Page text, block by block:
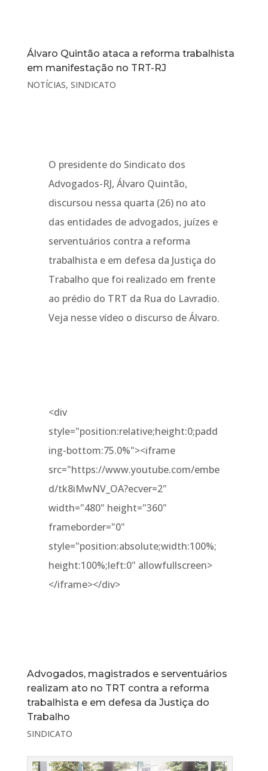
Álvaro Quintão ataca a reforma trabalhista
em manifestação no TRT-RJ
NOTÍCIAS, SINDICATO
O presidente do Sindicato dos
Advogados-RJ, Álvaro Quintão,
discursou nessa quarta (26) no ato
das entidades de advogados, juízes e
serventuários contra a reforma
trabalhista e em defesa da Justiça do
Trabalho que foi realizado em frente
ao prédio do TRT da Rua do Lavradio.
Veja nesse vídeo o discurso de Álvaro.
<div
style="position:relative;height:0;padd
ing-bottom:75.0%"><iframe
src="https://www.youtube.com/embe
d/tk8iMwNV_OA?ecver=2"
width="480" height="360"
frameborder="0"
style="position:absolute;width:100%;
height:100%;left:0" allowfullscreen>
</iframe></div>
Advogados, magistrados e serventuários
realizam ato no TRT contra a reforma
trabalhista e em defesa da Justiça do
Trabalho
SINDICATO